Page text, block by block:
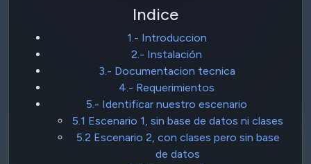
Indice
1.- Introduccion
2.- Instalación
3.- Documentacion tecnica
4.- Requerimientos
5.- Identificar nuestro escenario
5.1 Escenario 1, sin base de datos ni clases
5.2 Escenario 2, con clases pero sin base
de datos